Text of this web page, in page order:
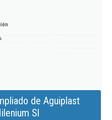
de Aguiplast
Sl